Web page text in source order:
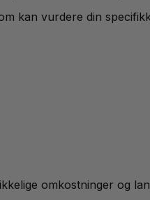
kan vurdere din
omkostninger og